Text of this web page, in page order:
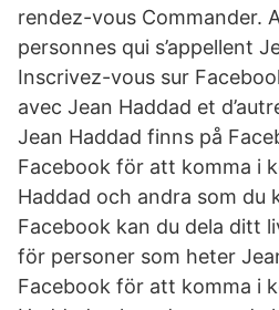
rendez-vous Commander.
personnes qui s’appellent
Inscrivez-vous sur
avec Jean Haddad et
Jean Haddad finns på
Facebook för att komma i
Haddad och andra som du
Facebook kan du dela ditt
för personer som heter
Facebook för att komma i